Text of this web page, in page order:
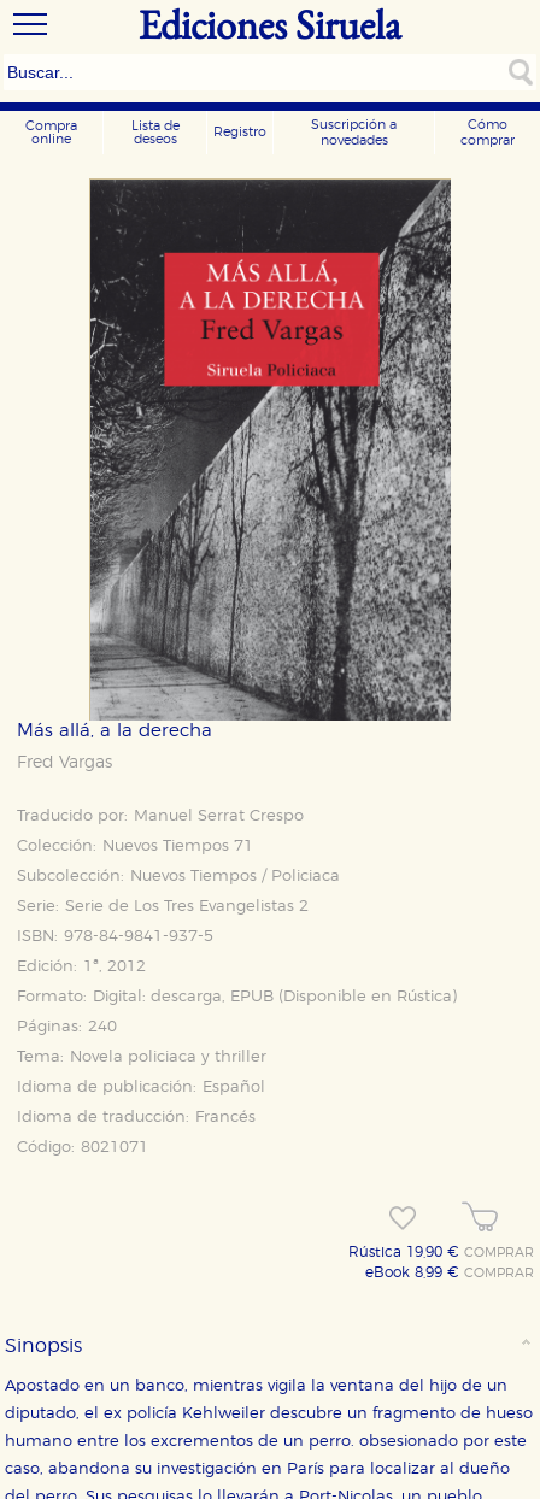
Ediciones Siruela
Compra
online
Lista de
deseos
Registro
Suscripción a
novedades
Cómo
comprar
Más allá, a la derecha
Fred Vargas
Traducido por:
Manuel Serrat Crespo
Colección:
Nuevos Tiempos 71
Subcolección:
Nuevos Tiempos / Policiaca
Serie: Serie de Los Tres Evangelistas 2
ISBN: 978-84-9841-937-5
Edición: 1ª, 2012
Formato:
Digital: descarga, EPUB (Disponible en Rústica )
Páginas: 240
Tema:
Novela policiaca y thriller
Idioma de publicación:
Español
Idioma de traducción:
Francés
Código: 8021071
Rústica 19,90 €COMPRAR
eBook 8,99 €COMPRAR
Sinopsis
Apostado en un banco, mientras vigila la ventana del hijo de un
diputado, el ex policía Kehlweiler descubre un fragmento de hueso
humano entre los excrementos de un perro. obsesionado por este
caso, abandona su investigación en París para localizar al dueño